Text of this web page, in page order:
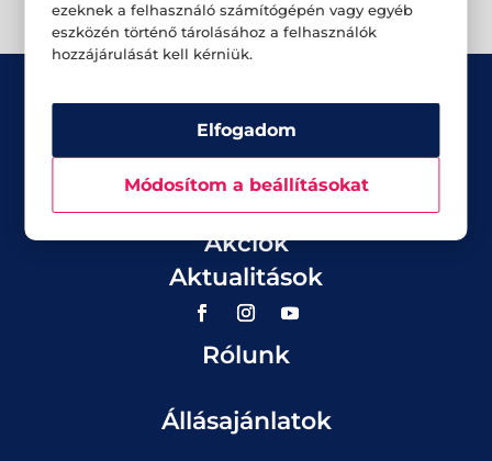
Üzletek
Akciók
Aktualitások
Rólunk
Állásajánlatok
ezeknek a felhasználó számítógépén vagy egyéb
eszközén történő tárolásához a felhasználók
hozzájárulását kell kérniük.
Elfogadom
Módosítom a beállításokat